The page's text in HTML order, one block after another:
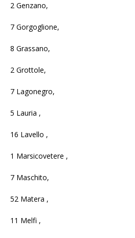
2 Genzano,
7 Gorgoglione,
8 Grassano,
2 Grottole,
7 Lagonegro,
5 Lauria ,
16 Lavello ,
1 Marsicovetere ,
7 Maschito,
52 Matera ,
11 Melfi ,